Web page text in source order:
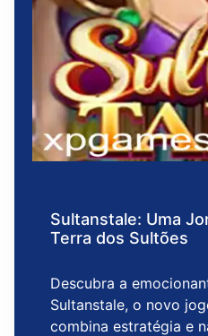
Sultanstale: Uma
Terra dos Sultões
Descubra a
Sultanstale, o novo
combina estratégia e